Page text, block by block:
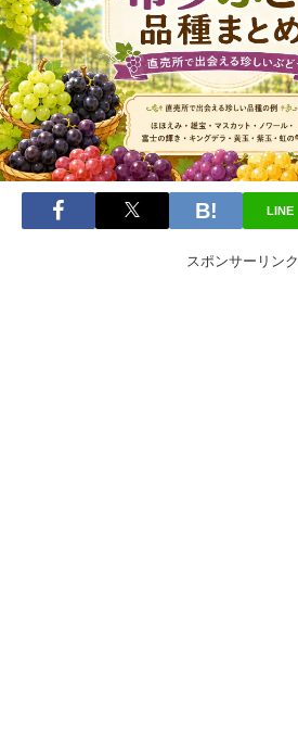
LINE
スポンサーリンク